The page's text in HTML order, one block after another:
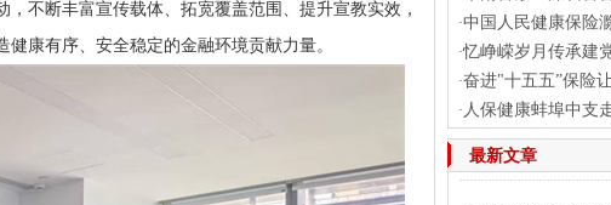
不断丰富宣传载体、拓宽覆盖范围、提升宣教实效，
康有序、安全稳定的金融环境贡献力量。
·中国人民健康保险
·忆峥嵘岁月传承建
·奋进"十五五”保险
· 人保健康蚌埠中支
最新文章